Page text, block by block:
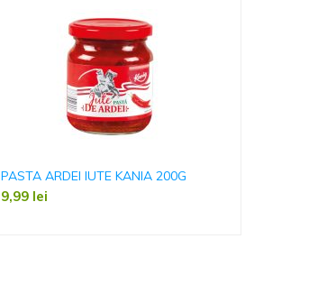
PASTA ARDEI IUTE KANIA 200G
9,99 lei